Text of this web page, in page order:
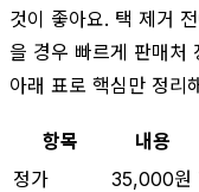
것이 좋아요. 택 제거
을 경우 빠르게 판매처
아래 표로 핵심만 정리
항목 내용
정가
35,000원